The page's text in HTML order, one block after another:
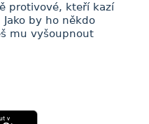
protivové, kteří kazí
by ho někdo
mu vyšoupnout